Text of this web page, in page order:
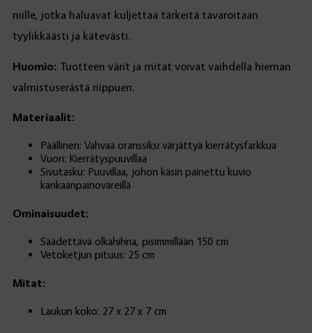
niille, jotka haluavat kuljettaa tärkeitä tavaroitaan
tyylikkäästi ja kätevästi.
Huomio: Tuotteen värit ja mitat voivat vaihdella hieman
valmistuserästä riippuen.
Materiaalit:
Päällinen: Vahvaa oranssiksi värjättyä kierrätysfarkkua
Vuori: Kierrätyspuuvillaa
Sivutasku: Puuvillaa, johon käsin painettu kuvio
kankaanpainoväreillä
Ominaisuudet:
Säädettävä olkahihna, pisimmillään 150 cm
Vetoketjun pituus: 25 cm
Mitat:
Laukun koko: 27 x 27 x 7 cm